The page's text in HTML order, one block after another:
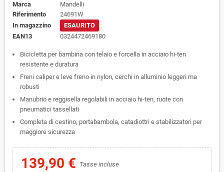
Marca
Mandelli
Riferimento
24691W
In magazzino
ESAURITO
EAN13
0324472469180
Bicicletta per bambina con telaio e forcella in acciaio hi-ten
resistente e duratura
Freni caliper e leve freno in nylon, cerchi in alluminio leggeri ma
robusti
Manubrio e reggisella regolabili in acciaio hi-ten, ruote con
pneumatici tassellati
Completa di cestino, portabambola, catadiottri e stabilizzatori per
maggiore sicurezza
139,90 € Tasse incluse